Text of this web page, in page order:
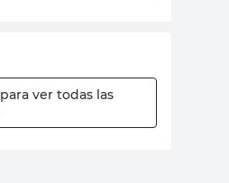
para ver todas las